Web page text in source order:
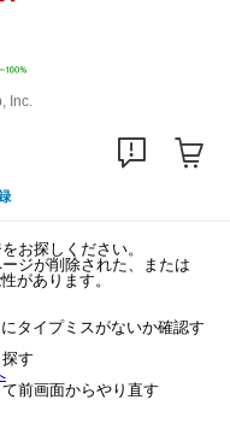
Inc.
お探しください。
ジが削除された、または
があります。
タイプミスがないか確認す
す
前画面からやり直す